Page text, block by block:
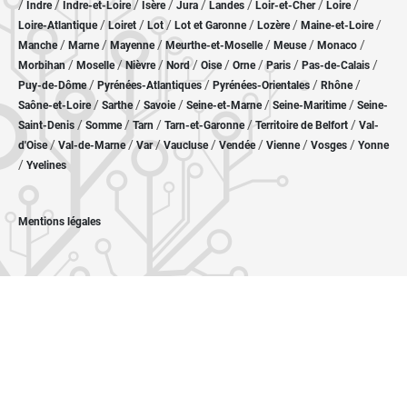
/ Indre/ Indre-et-Loire/ Isère/ Jura / Landes / Loir-et-Cher/ Loire/
Loire-Atlantique/ Loiret / Lot/ Lot et Garonne/ Lozère / Maine-et-Loire/
Manche/ Marne/ Mayenne/ Meurthe-et-Moselle/ Meuse/ Monaco /
Morbihan/ Moselle/ Nièvre / Nord/ Oise / Orne/Paris / Pas-de-Calais /
Puy-de-Dôme/ Pyrénées-Atlantiques / Pyrénées-Orientales / Rhône/
Saône-et-Loire/ Sarthe/ Savoie/ Seine-et-Marne/ Seine-Maritime/ Seine-
Saint-Denis /Somme/ Tarn / Tarn-et-Garonne/Territoire de Belfort / Val-
d'Oise/ Val-de-Marne/Var/Vaucluse/ Vendée/ Vienne/ Vosges / Yonne
/ Yvelines
Mentions légales